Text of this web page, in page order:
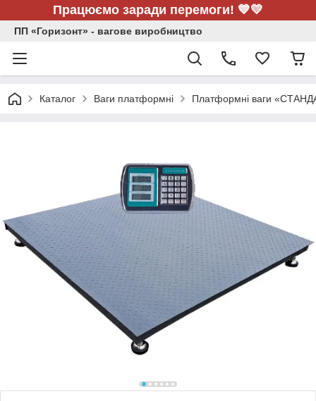
Працюємо заради перемоги! 💙💛
ПП «Горизонт» - вагове виробництво
Каталог Ваги платформні Платформні ваги